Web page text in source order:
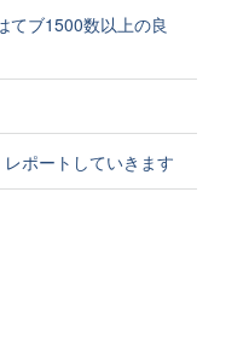
てブ1500数以上の良
ポートしていきます